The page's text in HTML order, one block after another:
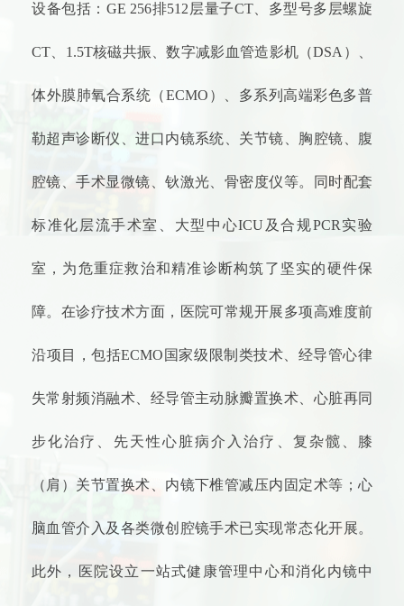
设备包括：GE 256排512层量子CT、多型号多层螺旋
CT、1.5T核磁共振、数字减影血管造影机（DSA）、
体外膜肺氧合系统（ECMO）、多系列高端彩色多普
勒超声诊断仪、进口内镜系统、关节镜、胸腔镜、腹
腔镜、手术显微镜、钬激光、骨密度仪等。同时配套
标准化层流手术室、大型中心ICU及合规PCR实验
室，为危重症救治和精准诊断构筑了坚实的硬件保
障。在诊疗技术方面，医院可常规开展多项高难度前
沿项目，包括ECMO国家级限制类技术、经导管心律
失常射频消融术、经导管主动脉瓣置换术、心脏再同
步化治疗、先天性心脏病介入治疗、复杂髋、膝
（肩）关节置换术、内镜下椎管减压内固定术等；心
脑血管介入及各类微创腔镜手术已实现常态化开展。
此外，医院设立一站式健康管理中心和消化内镜中